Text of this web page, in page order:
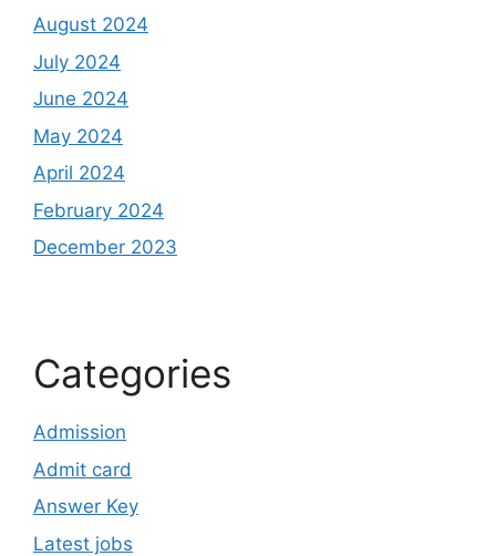
August 2024
July 2024
June 2024
May 2024
April 2024
February 2024
December 2023
Categories
Admission
Admit card
Answer Key
Latest jobs